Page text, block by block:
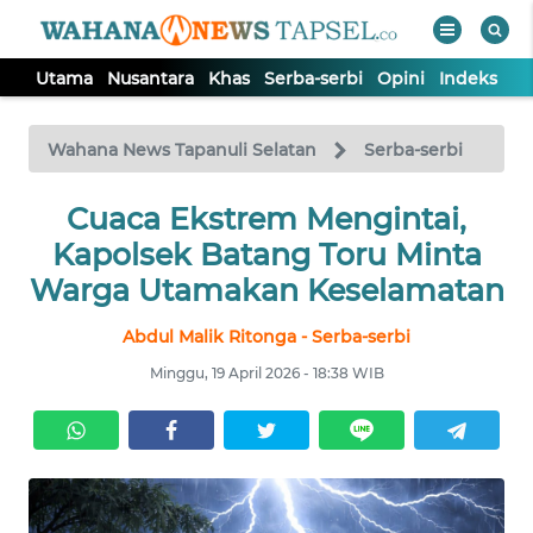
Utama Nusantara Khas Serba-serbi Opini Indeks
Wahana News Tapanuli Selatan Serba-serbi
Cuaca Ekstrem Mengintai,
Kapolsek Batang Toru Minta
Warga Utamakan Keselamatan
Abdul Malik Ritonga - Serba-serbi
Minggu, 19 April 2026 - 18:38 WIB
TV
Tutup
UTAMA
NUSANTARA
SERBA-
SERBI
OPINI